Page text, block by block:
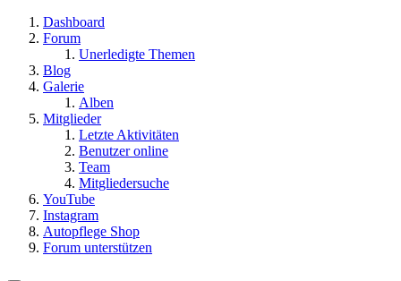
Dashboard
Forum
Unerledigte Themen
Blog
Galerie
Alben
Mitglieder
Letzte Aktivitäten
Benutzer online
Team
Mitgliedersuche
YouTube
Instagram
Autopflege Shop
Forum unterstützen